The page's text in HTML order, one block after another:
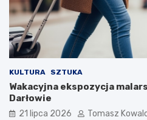
KULTURA SZTUKA
Wakacyjna ekspozycja
Darłowie
21 lipca 2026 Tomasz